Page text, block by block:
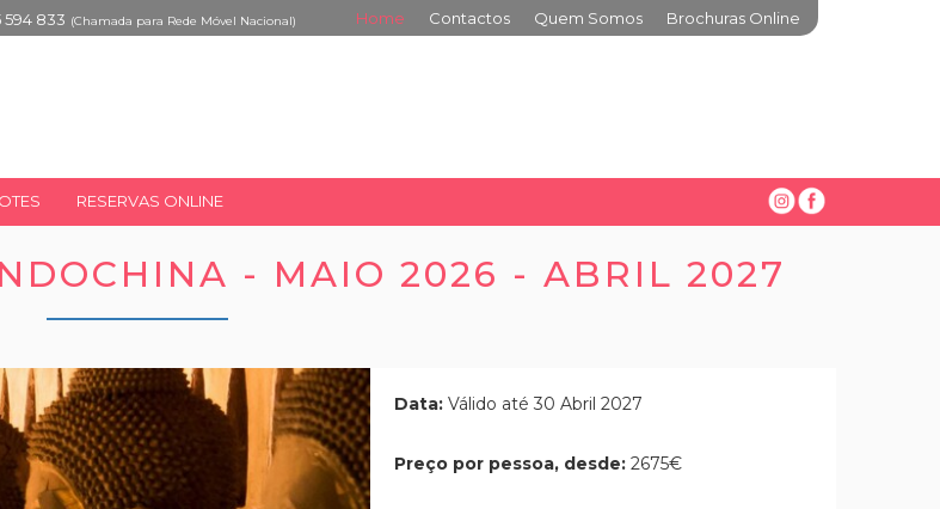
594 833 (Chamada para Rede Móvel Nacional) Home Contactos Quem Somos Brochuras Online
RESERVAS ONLINE
- MAIO 2026 - ABRIL 2027
Data: Válido até 30 Abril 2027
Preço por pessoa, desde: 2675€